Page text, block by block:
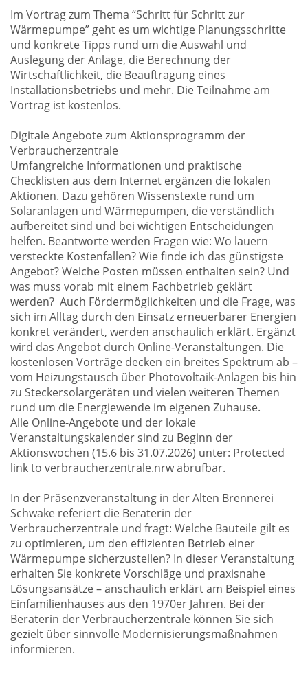
Im Vortrag zum Thema “Schritt für Schritt zur
Wärmepumpe” geht es um wichtige Planungsschritte
und konkrete Tipps rund um die Auswahl und
Auslegung der Anlage, die Berechnung der
Wirtschaftlichkeit, die Beauftragung eines
Installationsbetriebs und mehr. Die Teilnahme am
Vortrag ist kostenlos.
Digitale Angebote zum Aktionsprogramm der
Verbraucherzentrale
Umfangreiche Informationen und praktische
Checklisten aus dem Internet ergänzen die lokalen
Aktionen. Dazu gehören Wissenstexte rund um
Solaranlagen und Wärmepumpen, die verständlich
aufbereitet sind und bei wichtigen Entscheidungen
helfen. Beantworte werden Fragen wie: Wo lauern
versteckte Kostenfallen? Wie finde ich das günstigste
Angebot? Welche Posten müssen enthalten sein? Und
was muss vorab mit einem Fachbetrieb geklärt
werden? Auch Fördermöglichkeiten und die Frage, was
sich im Alltag durch den Einsatz erneuerbarer Energien
konkret verändert, werden anschaulich erklärt. Ergänzt
wird das Angebot durch Online-Veranstaltungen. Die
kostenlosen Vorträge decken ein breites Spektrum ab –
vom Heizungstausch über Photovoltaik-Anlagen bis hin
zu Steckersolargeräten und vielen weiteren Themen
rund um die Energiewende im eigenen Zuhause.
Alle Online-Angebote und der lokale
Veranstaltungskalender sind zu Beginn der
Aktionswochen (15.6 bis 31.07.2026) unter: Protected
link to verbraucherzentrale.nrw abrufbar.
In der Präsenzveranstaltung in der Alten Brennerei
Schwake referiert die Beraterin der
Verbraucherzentrale und fragt: Welche Bauteile gilt es
zu optimieren, um den effizienten Betrieb einer
Wärmepumpe sicherzustellen? In dieser Veranstaltung
erhalten Sie konkrete Vorschläge und praxisnahe
Lösungsansätze – anschaulich erklärt am Beispiel eines
Einfamilienhauses aus den 1970er Jahren. Bei der
Beraterin der Verbraucherzentrale können Sie sich
gezielt über sinnvolle Modernisierungsmaßnahmen
informieren.